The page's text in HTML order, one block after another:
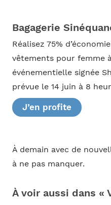
Bagagerie
Réalisez 75%
vêtements pour femme
événementielle signée
prévue le 14 juin à 8
J’en profite
À demain avec de
à ne pas manquer.
À voir aussi dans «